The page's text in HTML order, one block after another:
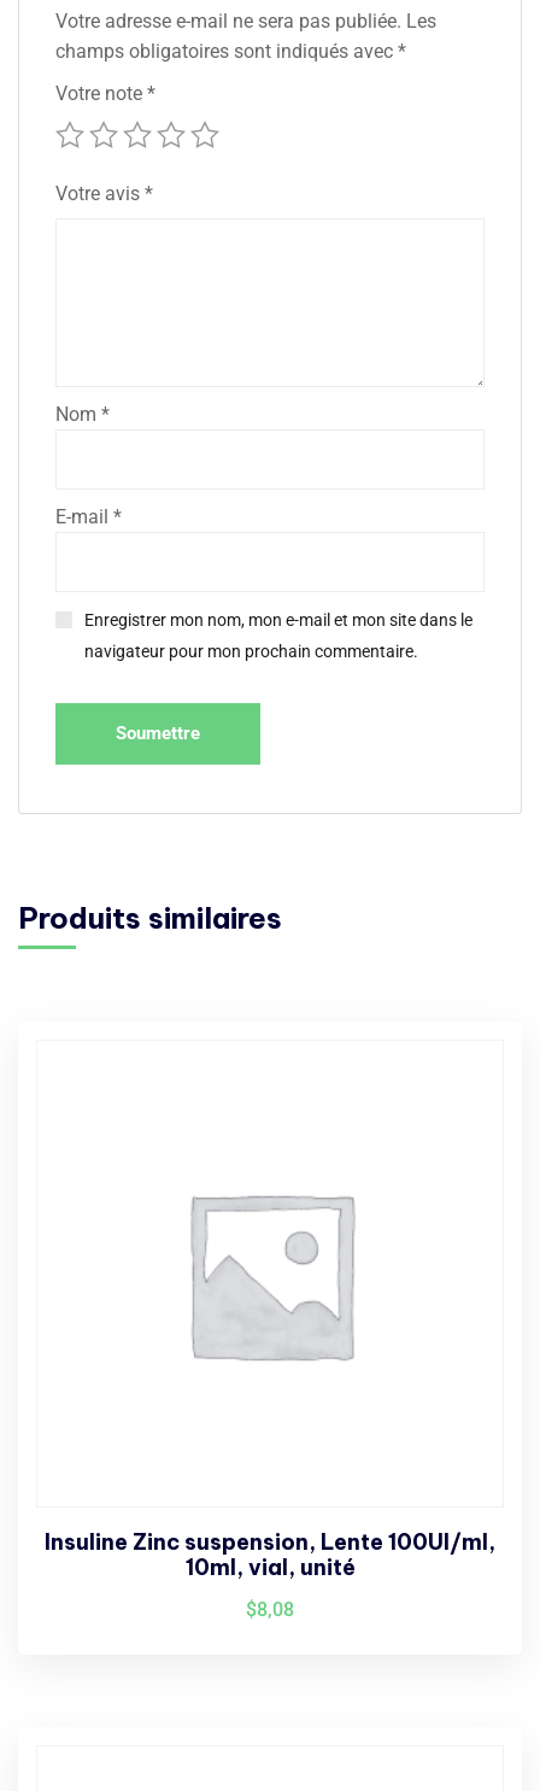
Votre adresse e-mail ne sera pas publiée. Les
champs obligatoires sont indiqués avec *
Votre note *
Votre avis *
Nom *
E-mail *
Enregistrer mon nom, mon e-mail et mon site dans le
navigateur pour mon prochain commentaire.
Produits similaires
Insuline Zinc suspension, Lente 100UI/ml,
10ml, vial, unité
$8,08